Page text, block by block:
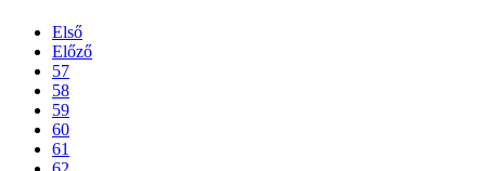
Első
Előző
57
58
59
60
61